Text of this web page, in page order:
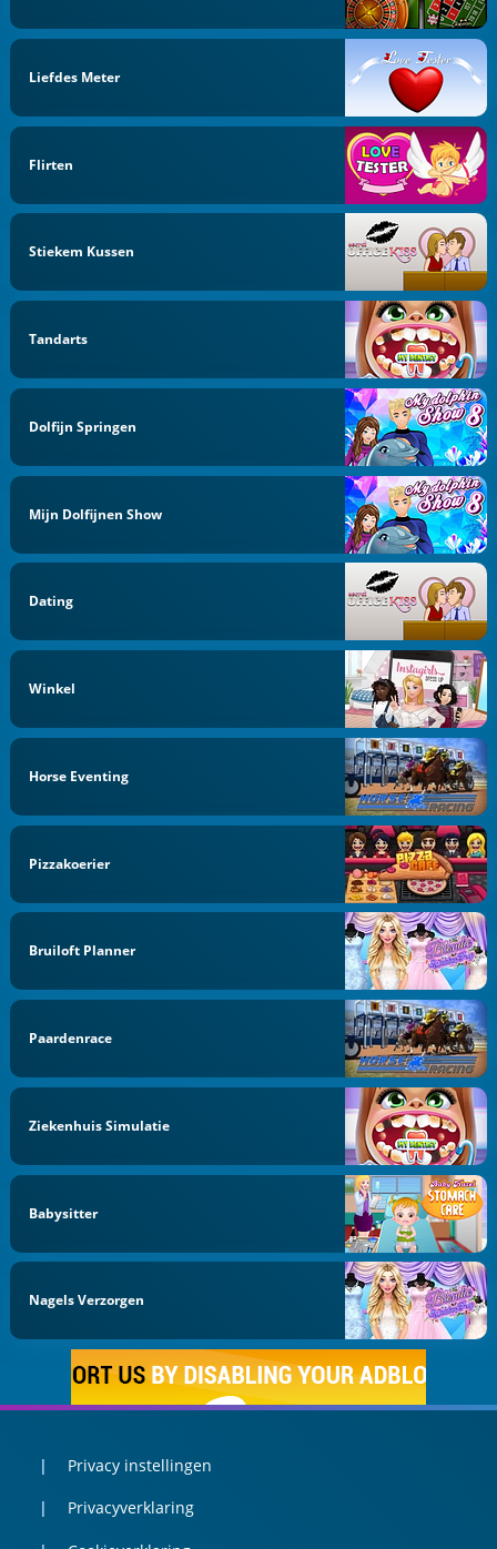
Liefdes Meter
Flirten
Stiekem Kussen
Tandarts
Dolfijn Springen
Mijn Dolfijnen Show
Dating
Winkel
Horse Eventing
Pizzakoerier
Bruiloft Planner
Paardenrace
Ziekenhuis Simulatie
Babysitter
Nagels Verzorgen
Privacy instellingen
Privacyverklaring